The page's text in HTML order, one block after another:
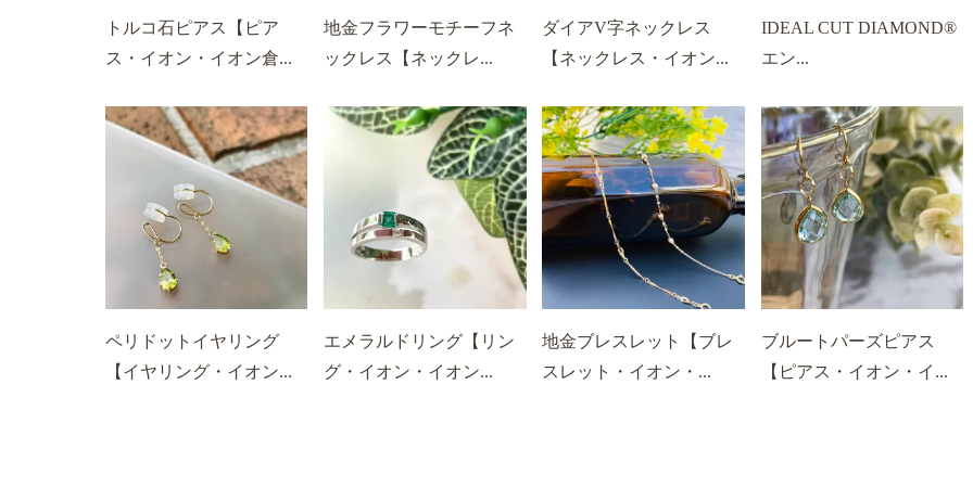
トルコ石ピアス【ピア
ス・イオン・イオン倉...
地金フラワーモチーフネ
ックレス【ネックレ...
ダイアV字ネックレス
【ネックレス・イオン...
IDEAL CUT DIAMOND®
エン...
ペリドットイヤリング
【イヤリング・イオン...
エメラルドリング【リン
グ・イオン・イオン...
地金ブレスレット【ブレ
スレット・イオン・...
ブルートパーズピアス
【ピアス・イオン・イ...